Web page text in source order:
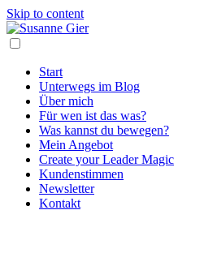
Skip to content
Start
Unterwegs im Blog
Über mich
Für wen ist das was?
Was kannst du bewegen?
Mein Angebot
Create your Leader Magic
Kundenstimmen
Newsletter
Kontakt